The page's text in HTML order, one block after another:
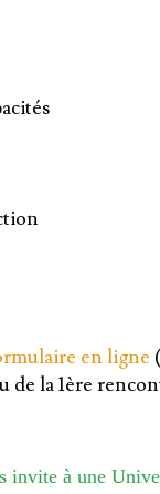
en ligne
de la 1ère
à une